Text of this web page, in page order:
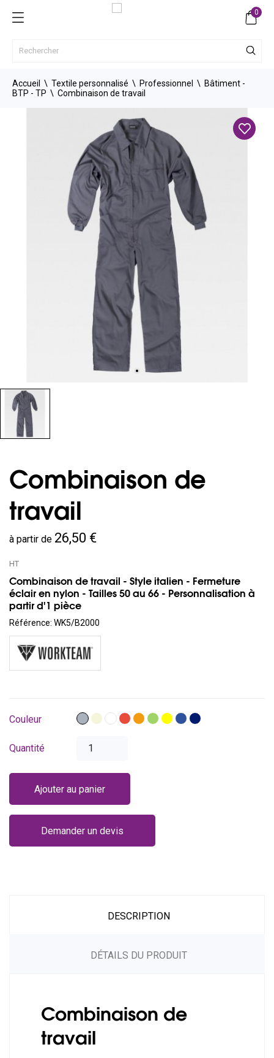
0
Accueil Textile personnalisé Professionnel
Bâtiment -
BTP - TP
Combinaison de travail
Combinaison de
travail
à partir de 26,50 €
HT
Combinaison de travail - Style italien - Fermeture
éclair en nylon - Tailles 50 au 66 - Personnalisation à
partir d'1 pièce
Référence: WK5/B2000
Couleur GrisBeigeBlancRougeOrange
VertJaune
BleuBleu
Quantité
Ajouter au panier
Demander un devis
DESCRIPTION
DÉTAILS DU PRODUIT
Combinaison de
travail